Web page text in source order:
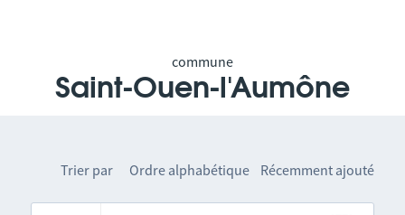
commune
Saint-Ouen-l'Aumône
Trier par Ordre alphabétique Récemment ajouté